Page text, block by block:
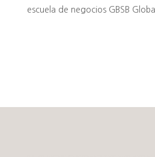
escuela de negocios GBSB